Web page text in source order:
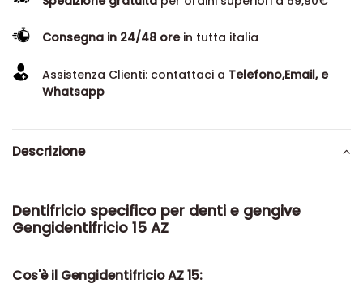
Consegna in 24/48 orein tutta italia
Assistenza Clienti: contattaci a Telefono,Email, e
Whatsapp
Descrizione
Dentifricio specifico per denti e gengive
Gengidentifricio 15 AZ
Cos'è il Gengidentifricio AZ 15: